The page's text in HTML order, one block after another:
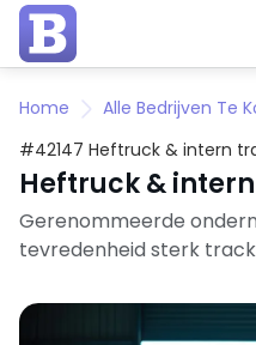
Home
Alle Bedrijven Te
#42147 Heftruck & intern
Heftruck &
Gerenommeerde
tevredenheid sterk